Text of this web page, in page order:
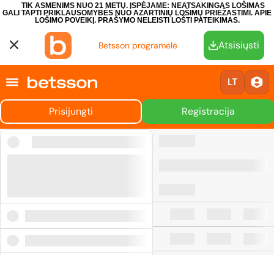
TIK ASMENIMS NUO 21 METŲ. ĮSPĖJAME: NEATSAKINGAS LOŠIMAS
GALI TAPTI PRIKLAUSOMYBĖS NUO AZARTINIŲ LOŠIMŲ PRIEŽASTIMI. APIE
LOŠIMO POVEIKĮ. PRAŠYMO NELEISTI LOŠTI PATEIKIMAS.
Betsson programėlė Atsisiųsti
LT
Prisijungti Registracija